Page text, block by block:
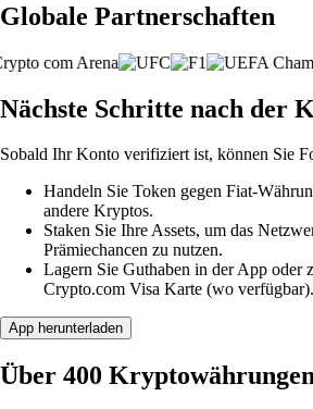
Globale Partnerschaften
Nächste Schritte nach der
Sobald Ihr Konto verifiziert ist, können Sie
Handeln Sie Token gegen Fiat-
andere Kryptos.
Staken Sie Ihre Assets, um das
Prämiechancen zu nutzen.
Lagern Sie Guthaben in der App oder
Crypto.com Visa Karte (wo verfügbar).
App herunterladen
Über 400